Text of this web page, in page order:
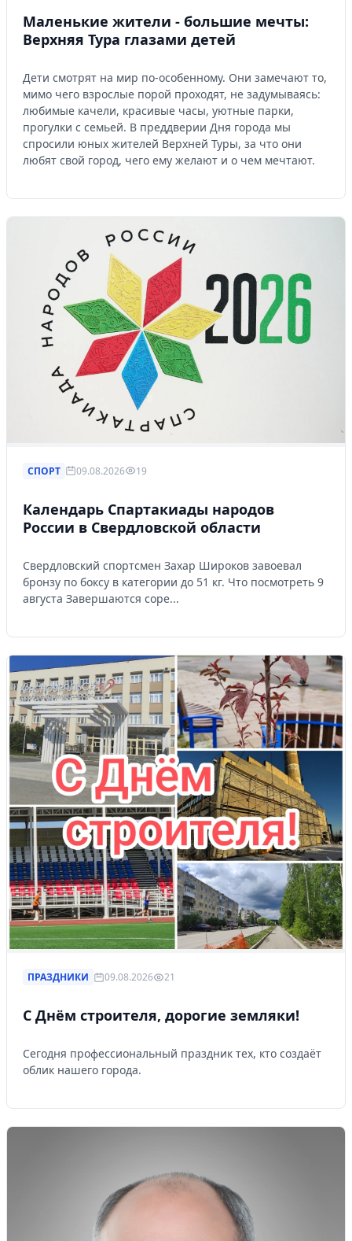
Маленькие жители - большие мечты:
Верхняя Тура глазами детей
Дети смотрят на мир по-особенному. Они замечают то,
мимо чего взрослые порой проходят, не задумываясь:
любимые качели, красивые часы, уютные парки,
прогулки с семьей. В преддверии Дня города мы
спросили юных жителей Верхней Туры, за что они
любят свой город, чего ему желают и о чем мечтают.
СПОРТ 09.08.2026 19
Календарь Спартакиады народов
России в Свердловской области
Свердловский спортсмен Захар Широков завоевал
бронзу по боксу в категории до 51 кг. Что посмотреть 9
августа Завершаются соре...
ПРАЗДНИКИ 09.08.2026 21
С Днём строителя, дорогие земляки!
Сегодня профессиональный праздник тех, кто создаёт
облик нашего города.